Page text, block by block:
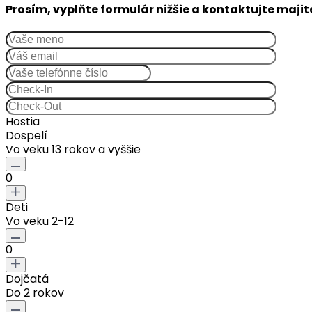
Prosím, vyplňte formulár nižšie a kontaktujte
Hostia
Dospelí
Vo veku 13 rokov a vyššie
0
Deti
Vo veku 2-12
0
Dojčatá
Do 2 rokov